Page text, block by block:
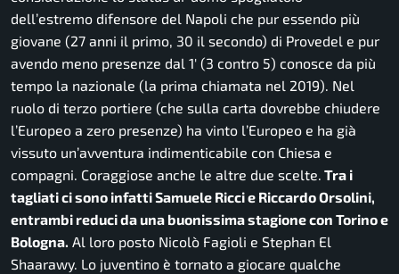
dell’estremo difensore del Napoli che pur essendo più
giovane (27 anni il primo, 30 il secondo) di Provedel e pur
avendo meno presenze dal 1′ (3 contro 5) conosce da più
tempo la nazionale (la prima chiamata nel 2019). Nel
ruolo di terzo portiere (che sulla carta dovrebbe chiudere
l’Europeo a zero presenze) ha vinto l’Europeo e ha già
vissuto un’avventura indimenticabile con Chiesa e
compagni. Coraggiose anche le altre due scelte. Tra i
tagliati ci sono infatti Samuele Ricci e Riccardo Orsolini,
entrambi reduci da una buonissima stagione con Torino e
Bologna. Al loro posto Nicolò Fagioli e Stephan El
Shaarawy. Lo juventino è tornato a giocare qualche